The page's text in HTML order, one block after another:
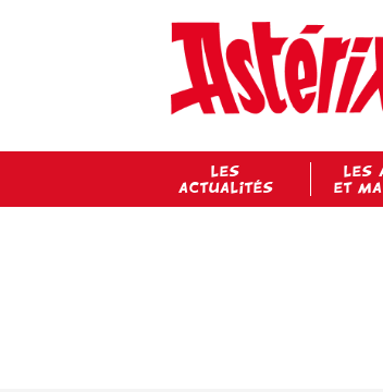
LES
ACTUALITÉS
LES
ET